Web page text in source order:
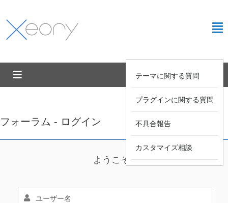
テーマに関する質問
プラグインに関する質問
不具合報告
カスタマイズ相談
フォーラム - ログイン
ようこそ !